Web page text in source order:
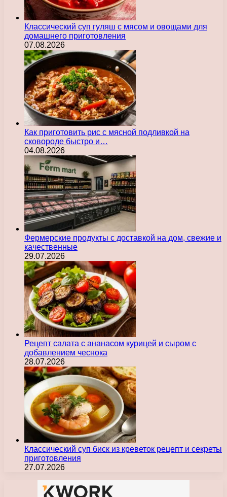
Классический суп гуляш с мясом и овощами для
домашнего приготовления
07.08.2026
Как приготовить рис с мясной подливкой на
сковороде быстро и…
04.08.2026
Фермерские продукты с доставкой на дом, свежие и
качественные
29.07.2026
Рецепт салата с ананасом курицей и сыром с
добавлением чеснока
28.07.2026
Классический суп биск из креветок рецепт и секреты
приготовления
27.07.2026